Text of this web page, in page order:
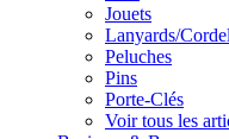
Jouets
Lanyards/
Peluches
Pins
Porte-Clés
Voir tous les